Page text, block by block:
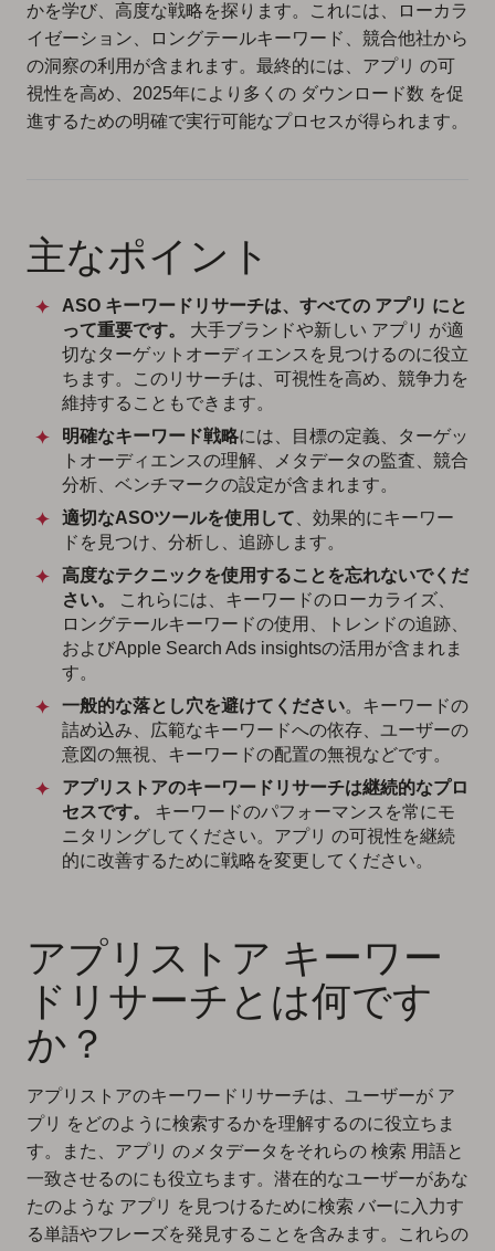
かを学び、高度な戦略を探ります。これには、ローカラ
イゼーション、ロングテールキーワード、競合他社から
の洞察の利用が含まれます。最終的には、アプリ の可
視性を高め、2025年により多くの ダウンロード数 を促
進するための明確で実行可能なプロセスが得られます。
主なポイント
ASO キーワードリサーチは、すべての アプリ にと
って重要です。 大手ブランドや新しい アプリ が適
切なターゲットオーディエンスを見つけるのに役立
ちます。このリサーチは、可視性を高め、競争力を
維持することもできます。
明確なキーワード戦略には、目標の定義、ターゲッ
トオーディエンスの理解、メタデータの監査、競合
分析、ベンチマークの設定が含まれます。
適切なASOツールを使用して 、効果的にキーワー
ドを見つけ、分析し、追跡します。
高度なテクニックを使用することを忘れないでくだ
さい。
これらには、キーワードのローカライズ、
ロングテールキーワードの使用、トレンドの追跡、
およびApple Search Ads insightsの活用が含まれま
す。
一般的な落とし穴を避けてください。キーワードの
詰め込み、広範なキーワードへの依存、ユーザーの
意図の無視、キーワードの配置の無視などです。
アプリストアのキーワードリサーチは継続的なプロ
セスです。 キーワードのパフォーマンスを常にモ
ニタリングしてください。アプリ の可視性を継続
的に改善するために戦略を変更してください。
アプリストア キーワー
ドリサーチとは何です
か？
アプリストアのキーワードリサーチは、ユーザーが ア
プリ をどのように検索するかを理解するのに役立ちま
す。また、アプリ のメタデータをそれらの 検索 用語と
一致させるのにも役立ちます。潜在的なユーザーがあな
たのような アプリ を見つけるために検索 バーに入力す
る単語やフレーズを発見することを含みます。これらの